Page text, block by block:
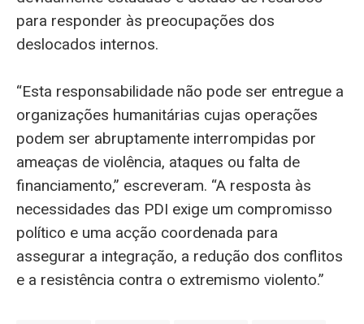
para responder às preocupações dos
deslocados internos.
“Esta responsabilidade não pode ser entregue a
organizações humanitárias cujas operações
podem ser abruptamente interrompidas por
ameaças de violência, ataques ou falta de
financiamento,” escreveram. “A resposta às
necessidades das PDI exige um compromisso
político e uma acção coordenada para
assegurar a integração, a redução dos conflitos
e a resistência contra o extremismo violento.”